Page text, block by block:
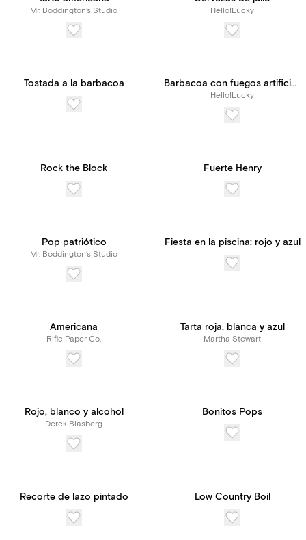
Mr. Boddington's Studio Hello!Lucky
Tostada a la barbacoa Barbacoa con fuegos artificiales
Hello!Lucky
Rock the Block Fuerte Henry
Pop patriótico
Mr. Boddington's Studio
Fiesta en la piscina: rojo y azul
Americana
Rifle Paper Co.
Tarta roja, blanca y azul
Martha Stewart
Rojo, blanco y alcohol
Derek Blasberg
Bonitos Pops
Recorte de lazo pintado Low Country Boil